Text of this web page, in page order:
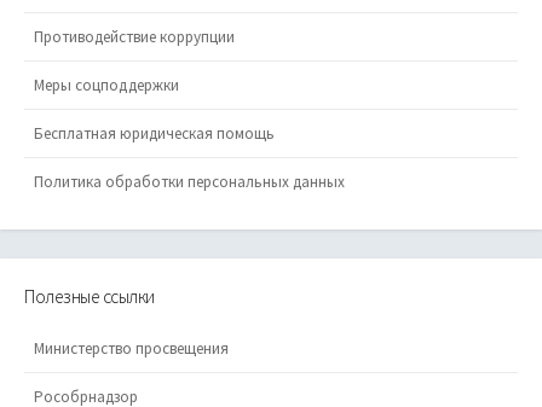
Противодействие коррупции
Меры соцподдержки
Бесплатная юридическая помощь
Политика обработки персональных данных
Полезные ссылки
Министерство просвещения
Рособрнадзор